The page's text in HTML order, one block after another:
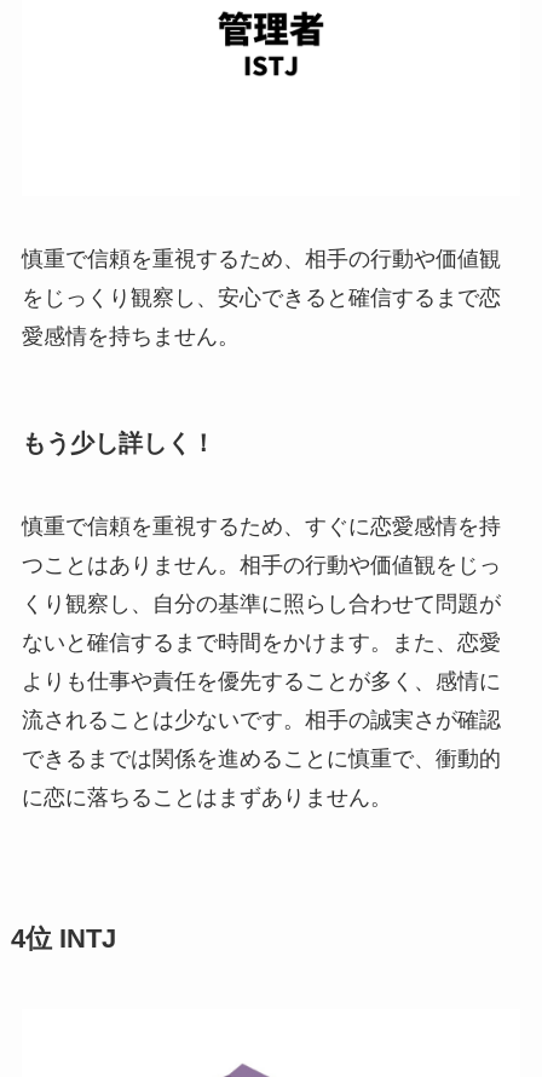
慎重で信頼を重視するため、相手の行動や価値観
をじっくり観察し、安心できると確信するまで恋
愛感情を持ちません。
もう少し詳しく！
慎重で信頼を重視するため、すぐに恋愛感情を持
つことはありません。相手の行動や価値観をじっ
くり観察し、自分の基準に照らし合わせて問題が
ないと確信するまで時間をかけます。また、恋愛
よりも仕事や責任を優先することが多く、感情に
流されることは少ないです。相手の誠実さが確認
できるまでは関係を進めることに慎重で、衝動的
に恋に落ちることはまずありません。
4位 INTJ